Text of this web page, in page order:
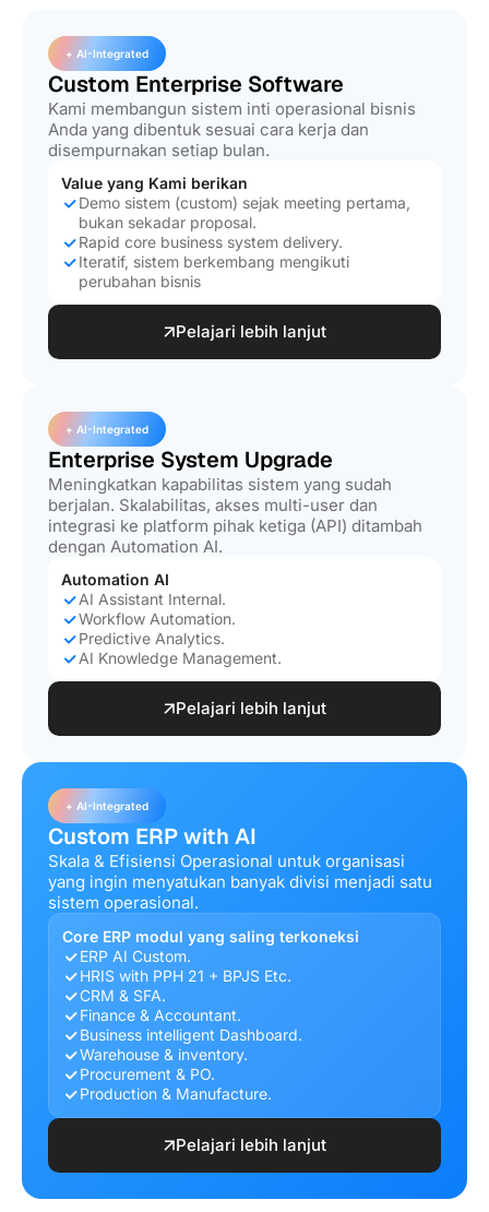
+ AI-Integrated
Custom Enterprise Software
Kami membangun sistem inti operasional bisnis
Anda yang dibentuk sesuai cara kerja dan
disempurnakan setiap bulan.
Value yang Kami berikan
Demo sistem (custom) sejak meeting pertama,
bukan sekadar proposal.
Rapid core business system delivery.
Iteratif, sistem berkembang mengikuti
perubahan bisnis
Pelajari lebih lanjut
+ AI-Integrated
Enterprise System Upgrade
Meningkatkan kapabilitas sistem yang sudah
berjalan. Skalabilitas, akses multi-user dan
integrasi ke platform pihak ketiga (API) ditambah
dengan Automation AI.
Automation AI
AI Assistant Internal.
Workflow Automation.
Predictive Analytics.
AI Knowledge Management.
Pelajari lebih lanjut
+ AI-Integrated
Custom ERP with AI
Skala & Efisiensi Operasional untuk organisasi
yang ingin menyatukan banyak divisi menjadi satu
sistem operasional.
Core ERP modul yang saling terkoneksi
ERP AI Custom.
HRIS with PPH 21 + BPJS Etc.
CRM & SFA.
Finance & Accountant.
Business intelligent Dashboard.
Warehouse & inventory.
Procurement & PO.
Production & Manufacture.
Pelajari lebih lanjut